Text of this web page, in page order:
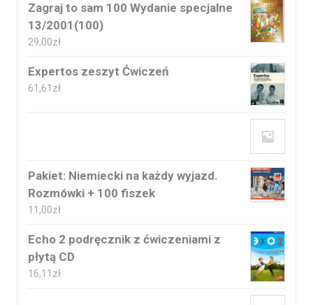
Zagraj to sam 100 Wydanie specjalne
13/2001(100)
29,00zł
Expertos zeszyt Ćwiczeń
61,61 zł
Pakiet: Niemiecki na każdy wyjazd.
Rozmówki + 100 fiszek
11,00zł
Echo 2 podręcznik z ćwiczeniami z
płytą CD
16,11 zł